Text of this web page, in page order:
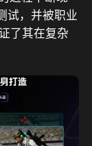
试，并被职业
了其在复杂